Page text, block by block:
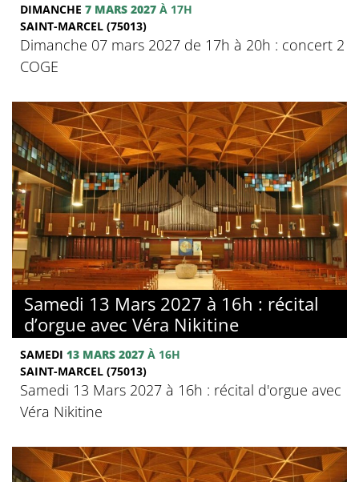
DIMANCHE 7 MARS 2027 À 17H
SAINT-MARCEL (75013)
Dimanche 07 mars 2027 de 17h à 20h : concert 2
COGE
Samedi 13 Mars 2027 à 16h : récital
d’orgue avec Véra Nikitine
SAMEDI 13 MARS 2027 À 16H
SAINT-MARCEL (75013)
Samedi 13 Mars 2027 à 16h : récital d'orgue avec
Véra Nikitine